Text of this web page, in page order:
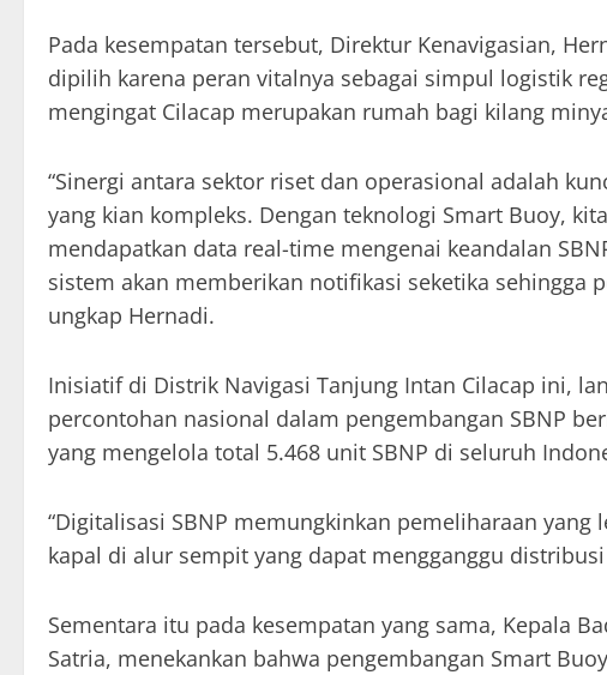
Pada kesempatan tersebut, Direktur Kenavigasian,
dipilih karena peran vitalnya sebagai simpul logistik
mengingat Cilacap merupakan rumah bagi kilang
“Sinergi antara sektor riset dan operasional adalah
yang kian kompleks. Dengan teknologi Smart Buoy,
mendapatkan data real-time mengenai keandalan
sistem akan memberikan notifikasi seketika sehingga
ungkap Hernadi.
Inisiatif di Distrik Navigasi Tanjung Intan Cilacap ini,
percontohan nasional dalam pengembangan SBNP
yang mengelola total 5.468 unit SBNP di seluruh
“Digitalisasi SBNP memungkinkan pemeliharaan
kapal di alur sempit yang dapat mengganggu
Sementara itu pada kesempatan yang sama, Kepala
Satria, menekankan bahwa pengembangan Smart